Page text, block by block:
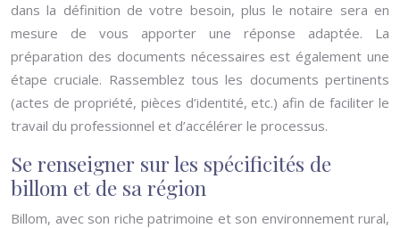
dans la définition de votre besoin, plus le notaire sera en
mesure de vous apporter une réponse adaptée. La
préparation des documents nécessaires est également une
étape cruciale. Rassemblez tous les documents pertinents
(actes de propriété, pièces d’identité, etc.) afin de faciliter le
travail du professionnel et d’accélérer le processus.
Se renseigner sur les spécificités de
billom et de sa région
Billom, avec son riche patrimoine et son environnement rural,